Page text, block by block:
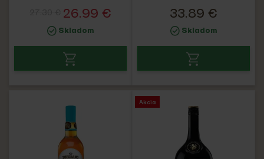
26.99 €
Skladom
33.89 €
Skladom
Akcia